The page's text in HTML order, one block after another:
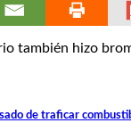
también hizo
de traficar